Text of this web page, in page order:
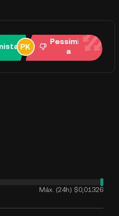
Pessimist
a
Máx. (24h) $0,01326